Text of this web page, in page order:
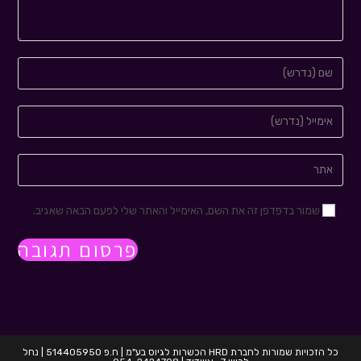
שמור בדפדפן זה את השם, האימייל והאתר שלי לפעם הבאה שאגיב.
כל הזכויות שמורות לחברת HRD הכשרות לגיוס בע"מ | ח.פ 514405950 | נחל